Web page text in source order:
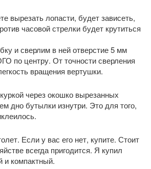
вырезать лопасти, будет зависеть,
часовой стрелки будет крутиться
и сверлим в ней отверстие 5 мм
по центру. От точности сверления
вращения вертушки.
через окошко вырезанных
дно бутылки изнутри. Это для того,
Если у вас его нет, купите. Стоит
всегда пригодится. Я купил
и компактный.